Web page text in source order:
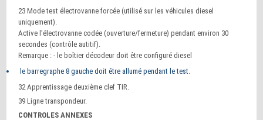
23 Mode test électrovanne forcée (utilisé sur les véhicules diesel
uniquement).
Active l’électrovanne codée (ouverture/fermeture) pendant environ 30
secondes (contrôle autitif).
Remarque : - le boîtier décodeur doit être configuré diesel
le barregraphe 8 gauche doit être allumé pendant le test.
32 Apprentissage deuxième clef TIR.
39 Ligne transpondeur.
CONTROLES ANNEXES